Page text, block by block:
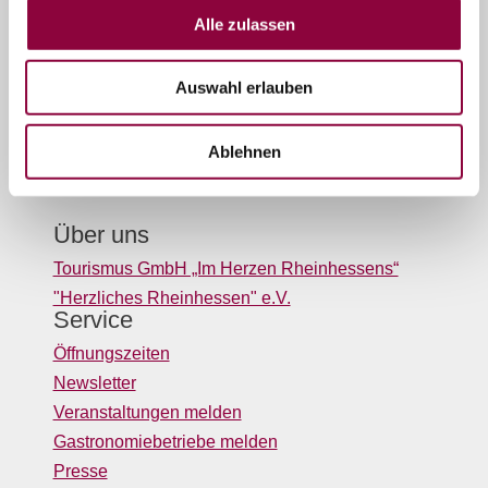
Alle zulassen
Auswahl erlauben
Ablehnen
Sie benötigen weitere Informationen? Wir helfen
Ihnen gerne weiter!
Oder einfach per E-Mail
info@tourismusgmbh.de
Über uns
Tourismus GmbH „Im Herzen Rheinhessens“
"Herzliches Rheinhessen" e.V.
Service
Öffnungszeiten
Newsletter
Veranstaltungen melden
Gastronomiebetriebe melden
Presse